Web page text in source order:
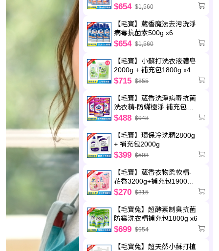
$654 $1,560
【毛寶】葳香魔法去污洗淨
病毒抗菌素500g x6
$654 $1,560
【毛寶】小蘇打洗衣液體皂
2000g + 補充包1800g x4
$715 $855
【毛寶】葳香洗淨病毒抗菌
洗衣精-防蟎極淨 補充包
2000g x6
$488 $948
【毛寶】環保冷洗精2800g
+ 補充包2000g
$399 $508
【毛寶】葳香衣物柔軟精-
花香3200g+補充包1900g
x2
$270 $315
【毛寶兔】超酵素制臭抗菌
防霉洗衣精補充包1800g x6
$699 $954
【毛寶兔】超天然小蘇打植